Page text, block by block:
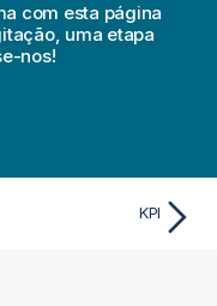
com esta página
uma etapa
nos!
KPI